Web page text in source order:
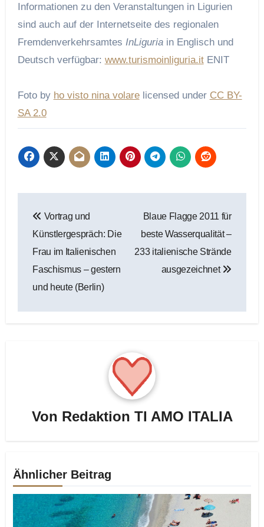
Informationen zu den Veranstaltungen in Ligurien
sind auch auf der Internetseite des regionalen
Fremdenverkehrsamtes InLiguriain Englisch und
Deutsch verfügbar: www.turismoinliguria.it ENIT
Foto by ho visto nina volarelicensed under CC BY-
SA 2.0
Vortrag und
Künstlergespräch: Die
Frau im Italienischen
Faschismus – gestern
und heute (Berlin)
Blaue Flagge 2011 für
beste Wasserqualität –
233 italienische Strände
ausgezeichnet
Von Redaktion TI AMO ITALIA
Ähnlicher Beitrag